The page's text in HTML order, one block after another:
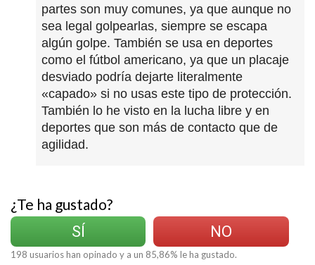
partes son muy comunes, ya que aunque no
sea legal golpearlas, siempre se escapa
algún golpe. También se usa en deportes
como el fútbol americano, ya que un placaje
desviado podría dejarte literalmente
«capado» si no usas este tipo de protección.
También lo he visto en la lucha libre y en
deportes que son más de contacto que de
agilidad.
¿Te ha gustado?
SÍ
NO
198 usuarios han opinado y a un 85,86% le ha gustado.